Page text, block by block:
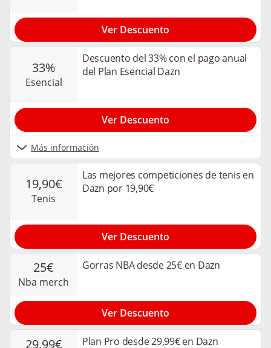
Ver Descuento
33%
esencial
Descuento del 33% con el pago anual
del Plan Esencial Dazn
Más información
Ver Descuento
19,90€
tenis
Las mejores competiciones de tenis en
Dazn por 19,90€
Ver Descuento
25€
nba merch
Gorras NBA desde 25€ en Dazn
Ver Descuento
29,99€ Plan Pro desde 29,99€ en Dazn